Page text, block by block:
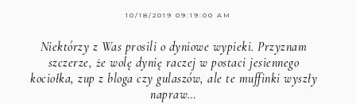
10/18/2019 09:19:00 AM
Niektórzy z Was prosili o dyniowe wypieki. Przyznam
szczerze, że wolę dynię raczej w postaci jesiennego
kociołka, zup z bloga czy gulaszów, ale te muffinki wyszły
napraw…